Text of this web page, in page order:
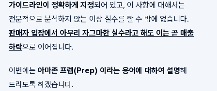
가이드라인이 정확하게 지정되어 있고, 이 사항에 대해서는
전문적으로 분석하지 않는 이상 실수를 할 수 밖에 없습니다.
판매자 입장에서 아무리 자그마한 실수라고 해도 이는 곧 매출
하락으로 이어집니다.
이번에는 아마존 프렙(Prep) 이라는 용어에 대하여 설명해
드리도록 하겠습니다.